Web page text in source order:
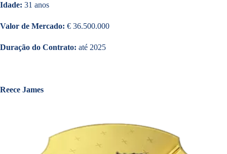
Idade: 31 anos
Valor de Mercado: € 36.500.000
Duração do Contrato: até 2025
Reece James